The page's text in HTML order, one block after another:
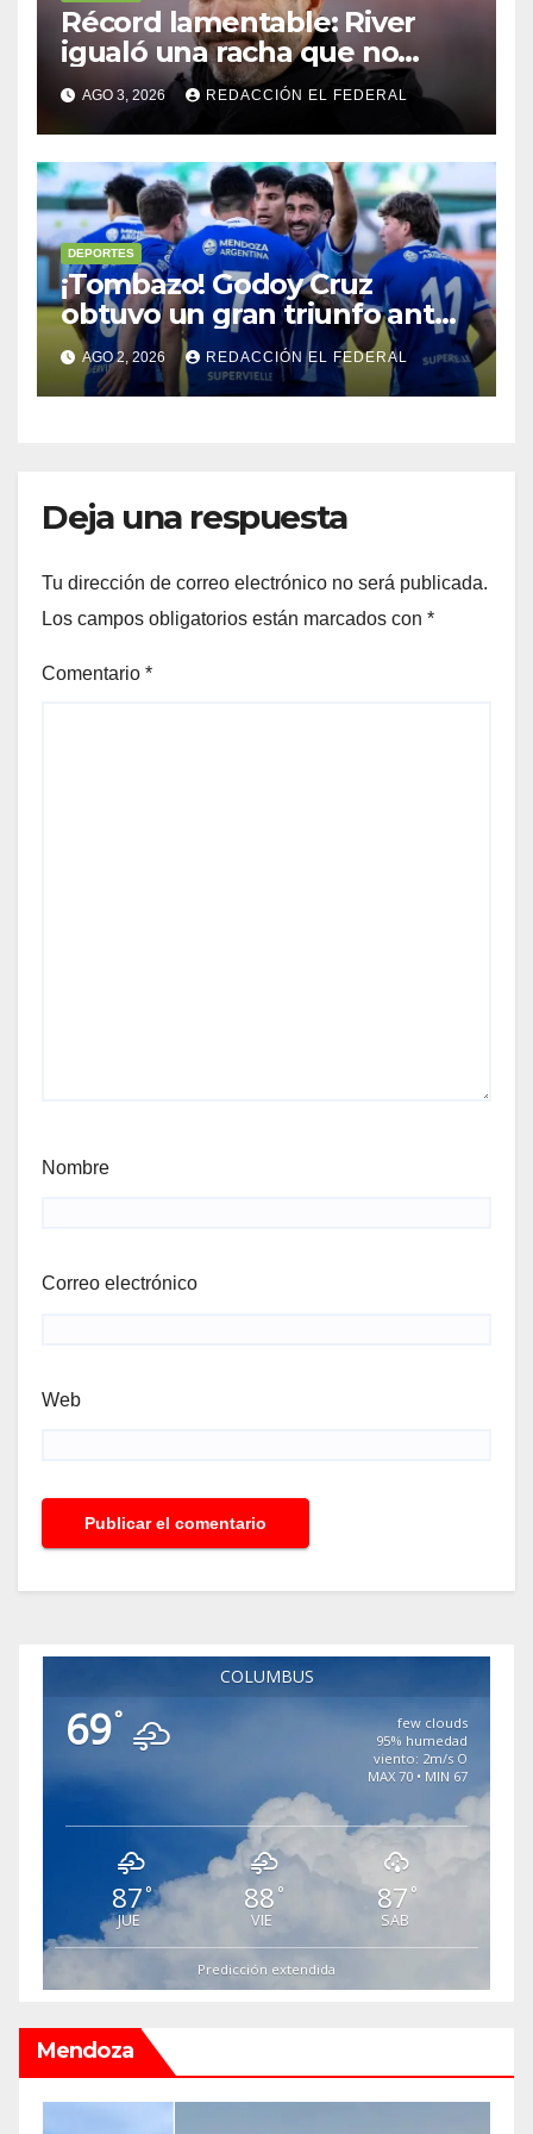
Récord lamentable: River
igualó una racha que no
sufría desde 1911: ¿Coudet
debe irse?
AGO 3, 2026 REDACCIÓN EL FEDERAL
DEPORTES
¡Tombazo! Godoy Cruz
obtuvo un gran triunfo ante
Ferro en Caballito y se
prende
AGO 2, 2026 REDACCIÓN EL FEDERAL
Deja una respuesta
Tu dirección de correo electrónico no será publicada.
Los campos obligatorios están marcados con *
Comentario *
Nombre
Correo electrónico
Web
COLUMBUS
69°
few clouds
95% humedad
viento: 2m/s O
MAX 70 • MIN 67
87 °
JUE
88 °
VIE
87 °
SAB
Predicción extendida
Mendoza